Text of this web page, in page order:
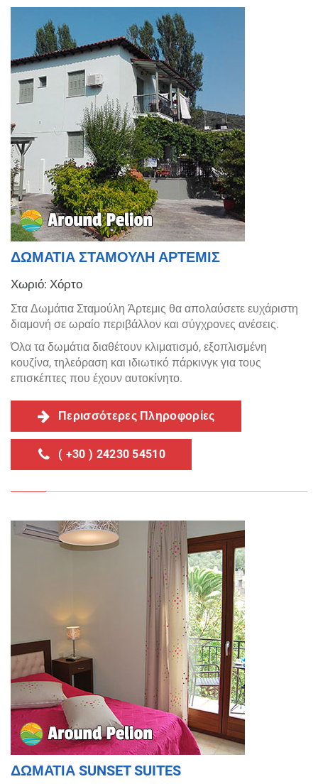
ΔΩΜΑΤΙΑ ΣΤΑΜΟΥΛΗ ΑΡΤΕΜΙΣ
Χωριό: Χόρτο
Στα Δωμάτια Σταμούλη Άρτεμις θα απολαύσετε ευχάριστη
διαμονή σε ωραίο περιβάλλον και σύγχρονες ανέσεις.
Όλα τα δωμάτια διαθέτουν κλιματισμό, εξοπλισμένη
κουζίνα, τηλεόραση και ιδιωτικό πάρκινγκ για τους
επισκέπτες που έχουν αυτοκίνητο.
Περισσότερες Πληροφορίες
( +30 ) 24230 54510
ΔΩΜΑΤΙΑ SUNSET SUITES